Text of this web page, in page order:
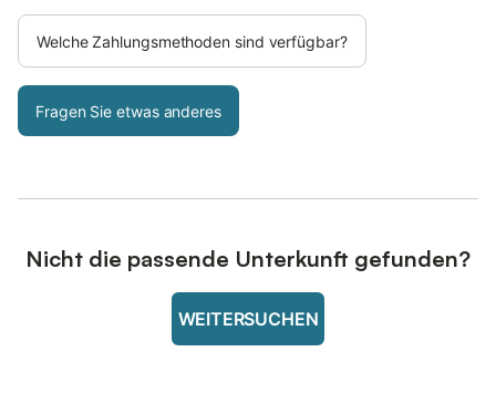
Welche Zahlungsmethoden sind verfügbar?
Fragen Sie etwas anderes
Nicht die passende Unterkunft gefunden?
WEITERSUCHEN